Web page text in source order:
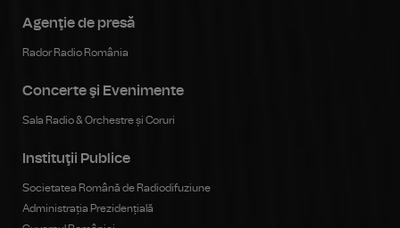
Agenţie de presă
Rador Radio România
Concerte şi Evenimente
Sala Radio & Orchestre și Coruri
Instituţii Publice
Societatea Română de Radiodifuziune
Administrația Prezidențială